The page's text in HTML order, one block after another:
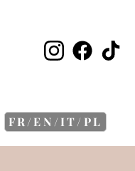
FR/EN/IT/PL